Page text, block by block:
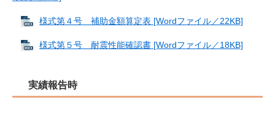
様式第４号 補助金額算定表 [Wordファイル／22KB]
様式第５号 耐震性能確認書 [Wordファイル／18KB]
実績報告時